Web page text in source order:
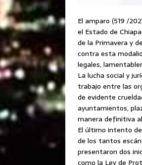
El amparo (519 /
el Estado de
de la Primavera y
contra esta
legales,
La lucha social y
trabajo entre las
de evidente
ayuntamientos,
manera definitiva
El último intento
de los tantos
presentaron dos
como la Ley de